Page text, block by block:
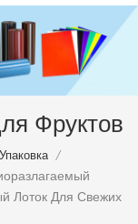
Фруктов
/
Лоток Для Свежих